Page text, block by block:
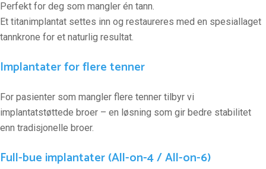
Perfekt for deg som mangler én tann.
Et titanimplantat settes inn og restaureres med en spesiallaget
tannkrone for et naturlig resultat.
Implantater for flere tenner
For pasienter som mangler flere tenner tilbyr vi
implantatstøttede broer – en løsning som gir bedre stabilitet
enn tradisjonelle broer.
Full-bue implantater (All-on-4 / All-on-6)